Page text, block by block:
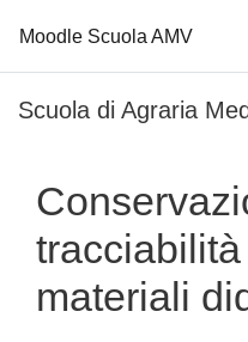
Moodle Scuola AMV
Scuola di Agraria
materiali